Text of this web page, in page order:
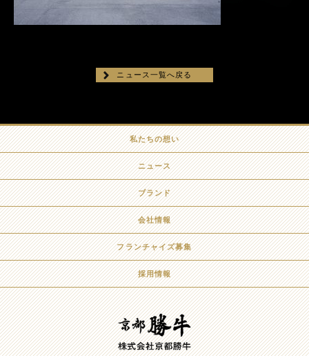
ニュース一覧へ戻る
私たちの想い
ニュース
ブランド
会社情報
フランチャイズ募集
採用情報